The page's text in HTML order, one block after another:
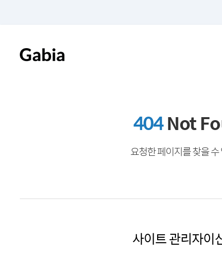
404Not
요청한 페이지를 찾을
사이트 관리자이